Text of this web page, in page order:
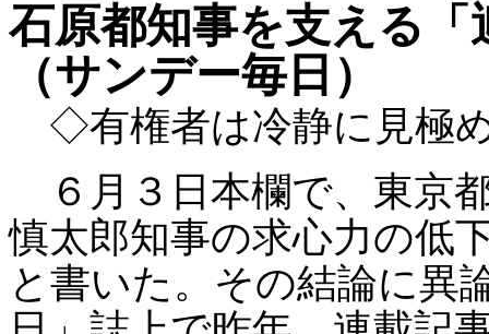
石原都知事を支える
（サンデー毎日）
◇有権者は冷静に見極
６月３日本欄で、東京
慎太郎知事の求心力の低
と書いた。その結論に異